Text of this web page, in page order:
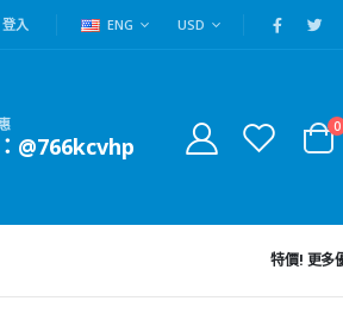
登入 ENG USD
@766kcvhp
0
特價! 更多